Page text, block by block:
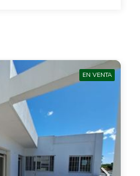
EN VENTA